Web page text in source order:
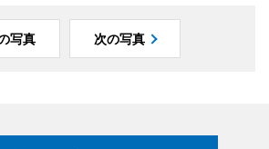
写真 次の写真